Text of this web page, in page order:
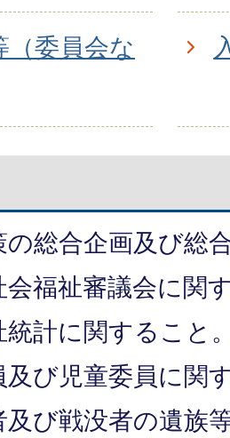
（委員会な
の総合企画及び総
会福祉審議会に関
統計に関すること
及び児童委員に関
及び戦没者の遺族